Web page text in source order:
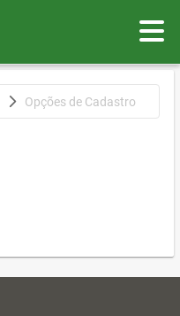
Opções de Cadastro